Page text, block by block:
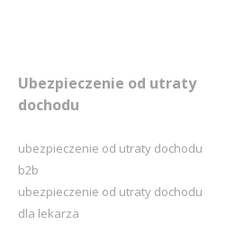
Ubezpieczenie od utraty
dochodu
ubezpieczenie od utraty dochodu
b2b
ubezpieczenie od utraty dochodu
dla lekarza